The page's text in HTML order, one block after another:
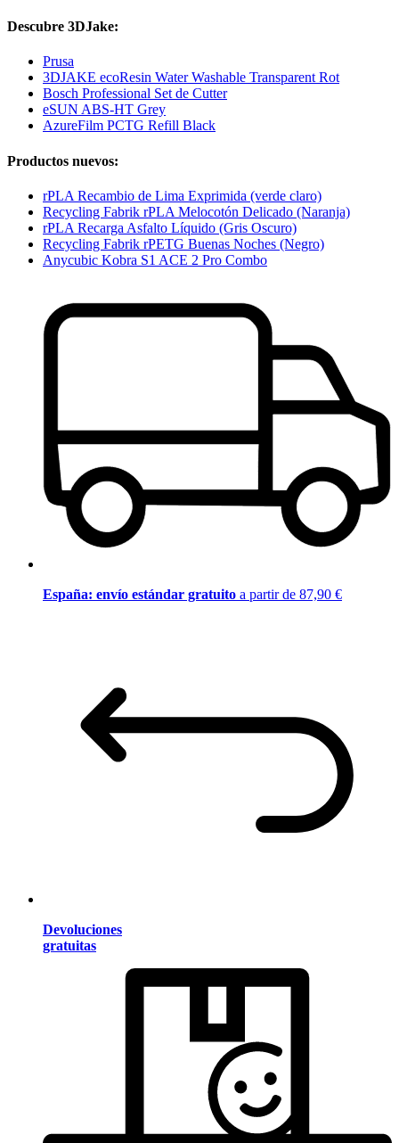
Descubre 3DJake:
Prusa
3DJAKE ecoResin Water Washable Transparent Rot
Bosch Professional Set de Cutter
eSUN ABS-HT Grey
AzureFilm PCTG Refill Black
Productos nuevos:
rPLA Recambio de Lima Exprimida (verde claro)
Recycling Fabrik rPLA Melocotón Delicado (Naranja)
rPLA Recarga Asfalto Líquido (Gris Oscuro)
Recycling Fabrik rPETG Buenas Noches (Negro)
Anycubic Kobra S1 ACE 2 Pro Combo
España: envío estándar gratuito a partir de 87,90 €
Devoluciones
gratuitas